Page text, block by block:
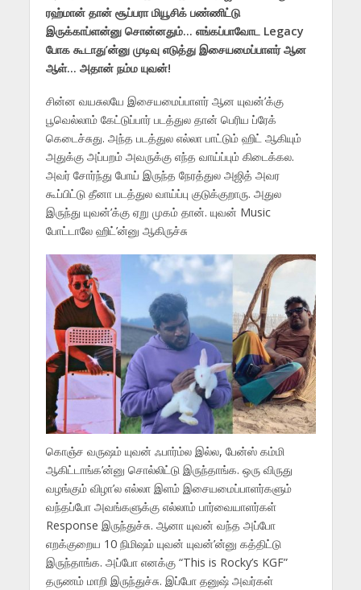
ரஹ்மான் தான் சூப்பரா மியூசிக் பண்ணிட்டு
இருக்காப்ளன்னு சொன்னதும்… எங்கப்பாவோட Legacy
போக கூடாது’ன்னு முடிவு எடுத்து இசையமைப்பாளர் ஆன
ஆள்… அதான் நம்ம யுவன்!
சின்ன வயசுலயே இசையமைப்பாளர் ஆன யுவன்’க்கு
பூவெல்லாம் கேட்டுப்பார் படத்துல தான் பெரிய ப்ரேக்
கெடைச்சுது. அந்த படத்துல எல்லா பாட்டும் ஹிட் ஆகியும்
அதுக்கு அப்பறம் அவருக்கு எந்த வாய்ப்பும் கிடைக்கல.
அவர் சோர்ந்து போய் இருந்த நேரத்துல அஜித் அவர
கூப்பிட்டு தீனா படத்துல வாய்ப்பு குடுக்குறாரு. அதுல
இருந்து யுவன்’க்கு ஏறு முகம் தான். யுவன் Music
போட்டாலே ஹிட்’ன்னு ஆகிருச்சு
கொஞ்ச வருஷம் யுவன் ஃபார்ம்ல இல்ல, பேன்ஸ் கம்மி
ஆகிட்டாங்க’ன்னு சொல்லிட்டு இருந்தாங்க. ஒரு விருது
வழங்கும் விழா’ல எல்லா இளம் இசையமைப்பாளர்களும்
வந்தப்போ அவங்களுக்கு எல்லாம் பார்வையாளர்கள்
Response இருந்துச்சு. ஆனா யுவன் வந்த அப்போ
எறக்குறைய 10 நிமிஷம் யுவன் யுவன்’ன்னு கத்திட்டு
இருந்தாங்க. அப்போ எனக்கு “This is Rocky’s KGF”
தருணம் மாறி இருந்துச்சு. இப்போ தனுஷ் அவர்கள்